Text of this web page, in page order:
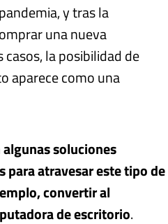
y tras la
una nueva
la posibilidad de
aparece como una
soluciones
para atravesar este tipo de
convertir al
de escritorio.